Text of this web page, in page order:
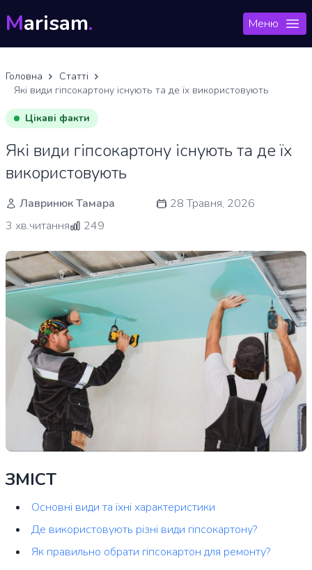
Marisam. Меню
Головна
Статті
Які види гіпсокартону існують та де їх використовують
Цікаві факти
Які види гіпсокартону існують та де їх
використовують
Лавринюк Тамара
28 Травня, 2026
3 хв.читання
249
ЗМІСТ
Основні види та їхні характеристики
Де використовують різні види гіпсокартону?
Як правильно обрати гіпсокартон для ремонту?